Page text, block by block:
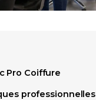
Pro Coiffure
professionnelles